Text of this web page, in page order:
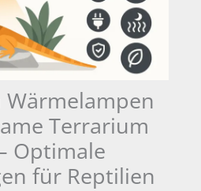
Wärmelampen
Terrarium
Optimale
für Reptilien